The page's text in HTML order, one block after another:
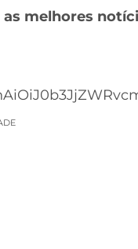
melhores